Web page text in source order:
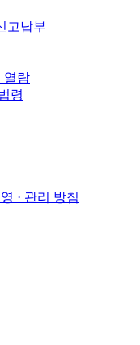
고납부
열람
령
· 관리 방침